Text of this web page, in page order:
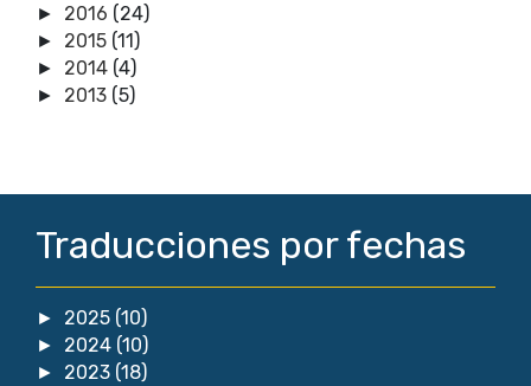
► 2016 (24)
► 2015 (11)
► 2014 (4)
► 2013 (5)
Traducciones por fechas
► 2025 (10)
► 2024 (10)
► 2023 (18)